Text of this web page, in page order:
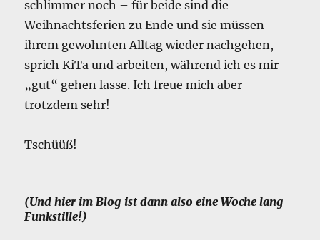
schlimmer noch – für beide sind die
Weihnachtsferien zu Ende und sie müssen
ihrem gewohnten Alltag wieder nachgehen,
sprich KiTa und arbeiten, während ich es mir
„gut“ gehen lasse. Ich freue mich aber
trotzdem sehr!
Tschüüß!
(Und hier im Blog ist dann also eine Woche lang
Funkstille!)